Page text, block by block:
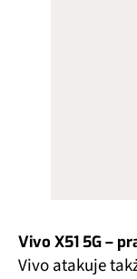
Vivo X51 5G –
Vivo atakuje